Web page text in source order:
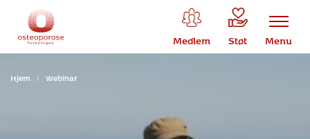
Medlem Støt Menu
Hjem / Webinar